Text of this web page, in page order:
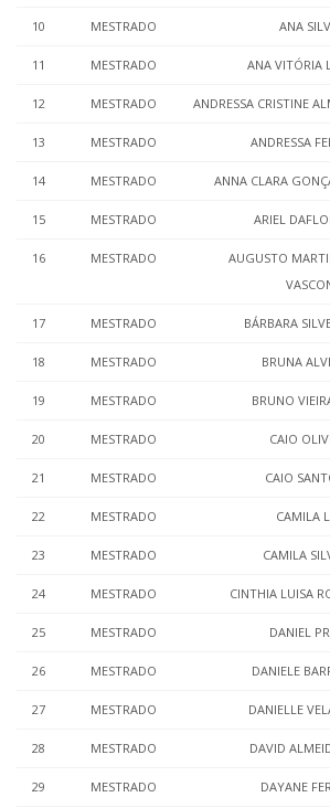
10 MESTRADO ANA
11 MESTRADO ANA VITÓRIA
12 MESTRADO ANDRESSA CRISTINE
13 MESTRADO ANDRESSA
14 MESTRADO ANNA CLARA
15 MESTRADO ARIEL
16 MESTRADO
AUGUSTO
17 MESTRADO BÁRBARA
18 MESTRADO BRUNA
19 MESTRADO BRUNO
20 MESTRADO CAIO
21 MESTRADO CAIO
22 MESTRADO CAMILA
23 MESTRADO CAMILA
24 MESTRADO CINTHIA LUISA
25 MESTRADO DANIEL
26 MESTRADO DANIELE
27 MESTRADO DANIELLE
28 MESTRADO DAVID
29 MESTRADO DAYANE